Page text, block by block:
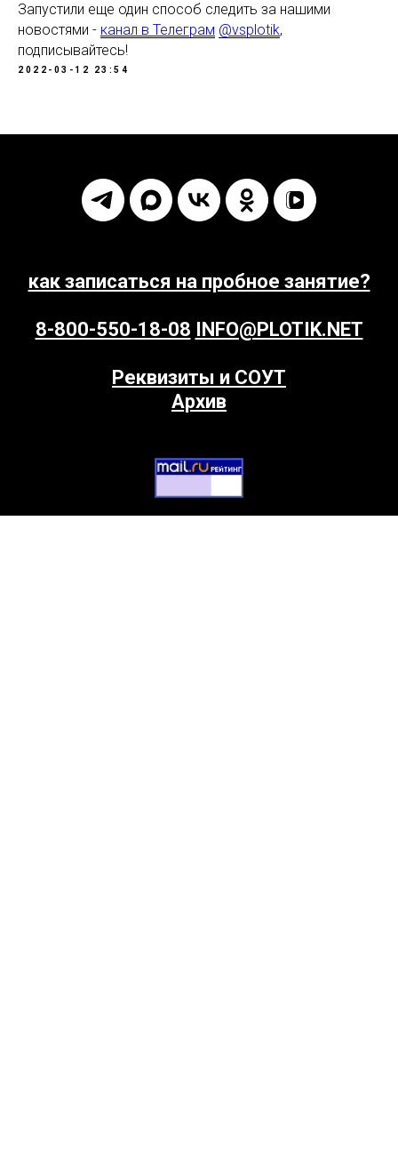
Запустили еще один способ следить за нашими
новостями - канал в Телеграм @vsplotik,
подписывайтесь!
2022-03-12 23:54
как записаться на пробное занятие?
8-800-550-18-08 INFO@PLOTIK.NET
Реквизиты и СОУТ
Архив